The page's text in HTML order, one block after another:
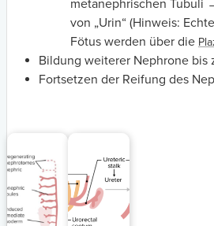
metanephrischen Tubuli
von „Urin“ (Hinweis:
Fötus werden über die
Bildung weiterer Nephrone bis
Fortsetzen der Reifung des